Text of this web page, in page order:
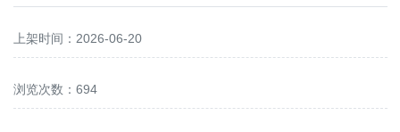
上架时间：2026-06-20
浏览次数：694